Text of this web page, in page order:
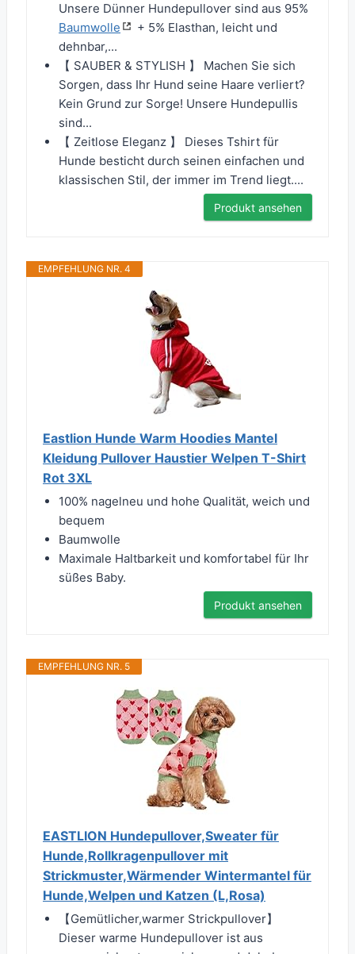
Unsere Dünner Hundepullover sind aus 95%
Baumwolle
+ 5% Elasthan, leicht und
dehnbar,...
【 SAUBER & STYLISH 】 Machen Sie sich
Sorgen, dass Ihr Hund seine Haare verliert?
Kein Grund zur Sorge! Unsere Hundepullis
sind...
【 Zeitlose Eleganz 】 Dieses Tshirt für
Hunde besticht durch seinen einfachen und
klassischen Stil, der immer im Trend liegt....
Produkt ansehen
EMPFEHLUNG NR. 4
Eastlion Hunde Warm Hoodies Mantel
Kleidung Pullover Haustier Welpen T-Shirt
Rot 3XL
100% nagelneu und hohe Qualität, weich und
bequem
Baumwolle
Maximale Haltbarkeit und komfortabel für Ihr
süßes Baby.
Produkt ansehen
EMPFEHLUNG NR. 5
EASTLION Hundepullover,Sweater für
Hunde,Rollkragenpullover mit
Strickmuster,Wärmender Wintermantel für
Hunde,Welpen und Katzen (L,Rosa)
【Gemütlicher,warmer Strickpullover】
Dieser warme Hundepullover ist aus